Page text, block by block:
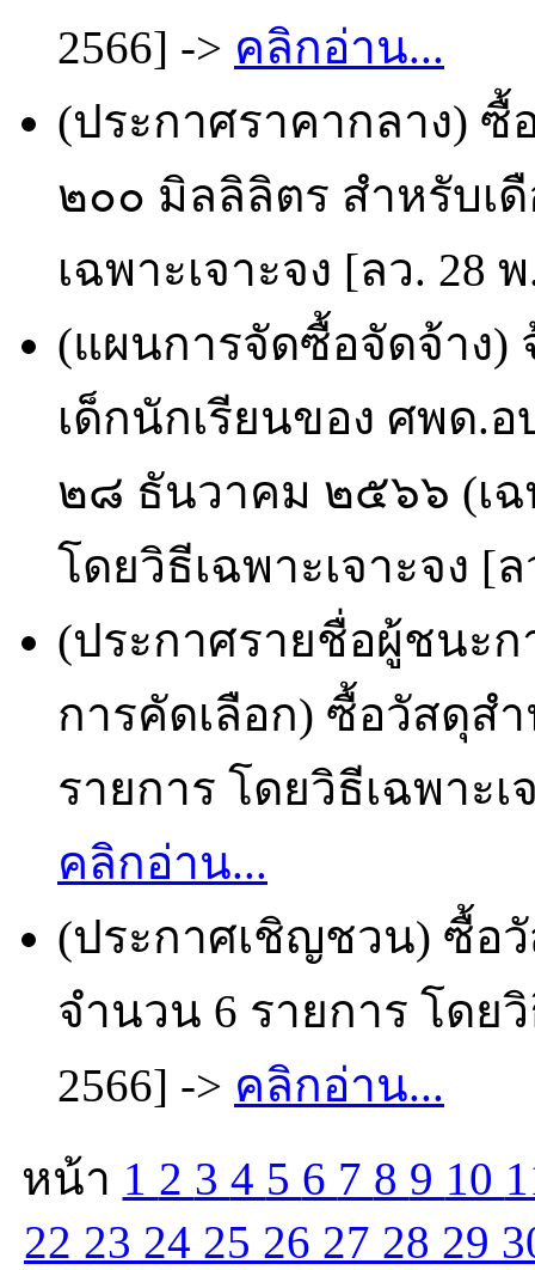
2566] -> คลิกอ่าน...
(ประกาศราคากลาง) ซื้
๒๐๐ มิลลิลิตร สำหรับเ
เฉพาะเจาะจง [ลว. 28
(แผนการจัดซื้อจัดจ้าง)
เด็กนักเรียนของ ศพด.
๒๘ ธันวาคม ๒๕๖๖ (เ
โดยวิธีเฉพาะเจาะจง [
(ประกาศรายชื่อผู้ชนะก
การคัดเลือก) ซื้อวัสดุส
รายการ โดยวิธีเฉพาะเ
คลิกอ่าน...
(ประกาศเชิญชวน) ซื้อ
จำนวน 6 รายการ โดย
2566] -> คลิกอ่าน...
หน้า 1 2 3 4 5 6 7 8 9 10
22 23 24 25 26 27 28 29